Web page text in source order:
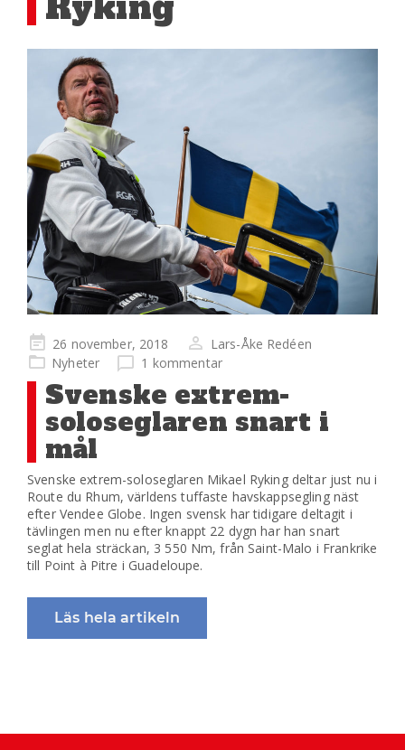
Publicerad
på
26 november, 2018
Lars-Åke Redéen
Nyheter
1 kommentar
Svenske extrem-
soloseglaren snart i
mål
Svenske extrem-soloseglaren Mikael Ryking deltar just nu i
Route du Rhum, världens tuffaste havskappsegling näst
efter Vendee Globe. Ingen svensk har tidigare deltagit i
tävlingen men nu efter knappt 22 dygn har han snart
seglat hela sträckan, 3 550 Nm, från Saint-Malo i Frankrike
till Point à Pitre i Guadeloupe.
Läs hela artikeln